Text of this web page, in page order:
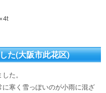
た(大阪市此花区)
た。
寒く雪っぽいのが小雨に混ざ